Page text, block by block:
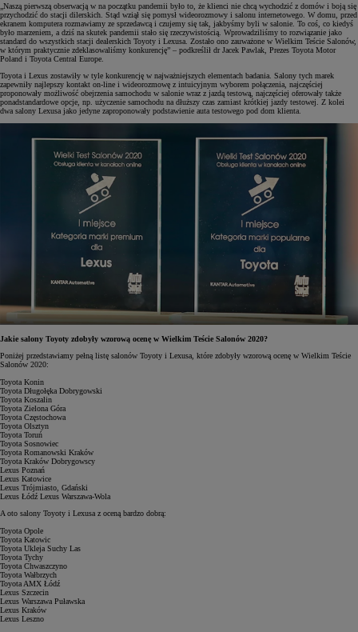
„Naszą pierwszą obserwacją w na początku pandemii było to, że klienci nie chcą wychodzić z domów i boją się
przychodzić do stacji dilerskich. Stąd wziął się pomysł wideorozmowy i salonu internetowego. W domu, przed
ekranem komputera rozmawiamy ze sprzedawcą i czujemy się tak, jakbyśmy byli w salonie. To coś, co kiedyś
było marzeniem, a dziś na skutek pandemii stało się rzeczywistością. Wprowadziliśmy to rozwiązanie jako
standard do wszystkich stacji dealerskich Toyoty i Lexusa. Zostało ono zauważone w Wielkim Teście Salonów,
w którym praktycznie zdeklasowaliśmy konkurencję” – podkreślił dr Jacek Pawlak, Prezes Toyota Motor
Poland i Toyota Central Europe.
Toyota i Lexus zostawiły w tyle konkurencję w najważniejszych elementach badania. Salony tych marek
zapewniły najlepszy kontakt on-line i wideorozmowę z intuicyjnym wyborem połączenia, najczęściej
proponowały możliwość obejrzenia samochodu w salonie wraz z jazdą testową, najczęściej oferowały także
ponadstandardowe opcje, np. użyczenie samochodu na dłuższy czas zamiast krótkiej jazdy testowej. Z kolei
dwa salony Lexusa jako jedyne zaproponowały podstawienie auta testowego pod dom klienta.
Jakie salony Toyoty zdobyły wzorową ocenę w Wielkim Teście Salonów 2020?
Poniżej przedstawiamy pełną listę salonów Toyoty i Lexusa, które zdobyły wzorową ocenę w Wielkim Teście
Salonów 2020:
Toyota Konin
Toyota Długołęka Dobrygowski
Toyota Koszalin
Toyota Zielona Góra
Toyota Częstochowa
Toyota Olsztyn
Toyota Toruń
Toyota Sosnowiec
Toyota Romanowski Kraków
Toyota Kraków Dobrygowscy
Lexus Poznań
Lexus Katowice
Lexus Trójmiasto, Gdański
Lexus Łódź Lexus Warszawa-Wola
A oto salony Toyoty i Lexusa z oceną bardzo dobrą:
Toyota Opole
Toyota Katowic
Toyota Ukleja Suchy Las
Toyota Tychy
Toyota Chwaszczyno
Toyota Wałbrzych
Toyota AMX Łódź
Lexus Szczecin
Lexus Warszawa Puławska
Lexus Kraków
Lexus Leszno